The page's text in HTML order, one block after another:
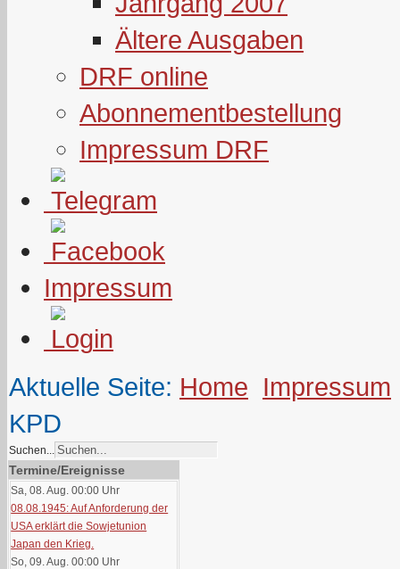
Ältere Ausgaben
DRF online
Abonnementbestellung
Impressum DRF
Impressum
Aktuelle Seite: Home Impressum
KPD
Suchen...
Termine/Ereignisse
Sa, 08. Aug. 00:00 Uhr
08.08.1945: Auf Anforderung der
USA erklärt die Sowjetunion
Japan den Krieg.
So, 09. Aug. 00:00 Uhr